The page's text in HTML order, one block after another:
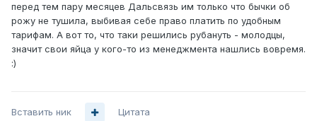
перед тем пару месяцев Дальсвязь им только что бычки об
рожу не тушила, выбивая себе право платить по удобным
тарифам. А вот то, что таки решились рубануть - молодцы,
значит свои яйца у кого-то из менеджмента нашлись вовремя.
:)
Вставить ник Цитата